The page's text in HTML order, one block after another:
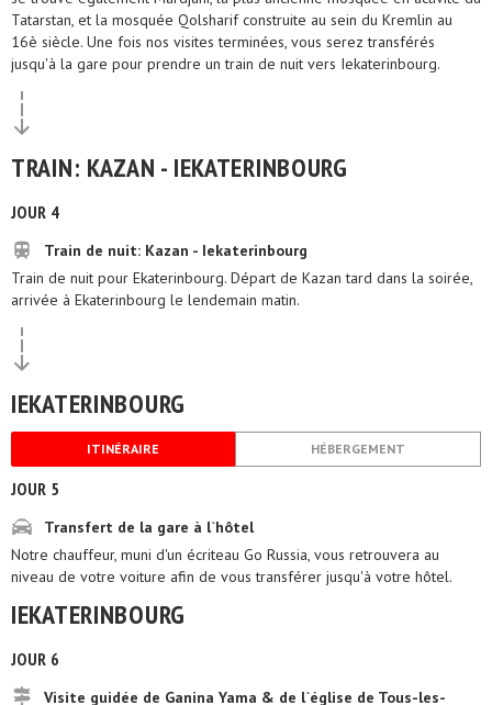
Tatarstan, et la mosquée Qolsharif construite au sein du Kremlin au
16è siècle. Une fois nos visites terminées, vous serez transférés
jusqu'à la gare pour prendre un train de nuit vers Iekaterinbourg.
TRAIN: KAZAN - IEKATERINBOURG
JOUR 4
Train de nuit: Kazan - Iekaterinbourg
Train de nuit pour Ekaterinbourg. Départ de Kazan tard dans la soirée,
arrivée à Ekaterinbourg le lendemain matin.
IEKATERINBOURG
ITINÉRAIRE HÉBERGEMENT
JOUR 5
Transfert de la gare à l`hôtel
Notre chauffeur, muni d'un écriteau Go Russia, vous retrouvera au
niveau de votre voiture afin de vous transférer jusqu'à votre hôtel.
IEKATERINBOURG
JOUR 6
Visite guidée de Ganina Yama & de l`église de Tous-les-